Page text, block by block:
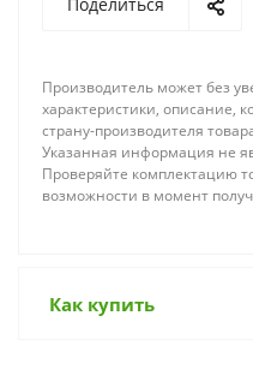
Производитель может без
характеристики, описание,
страну-производителя
Указанная информация не
Проверяйте комплектацию
возможности в момент
Как купить